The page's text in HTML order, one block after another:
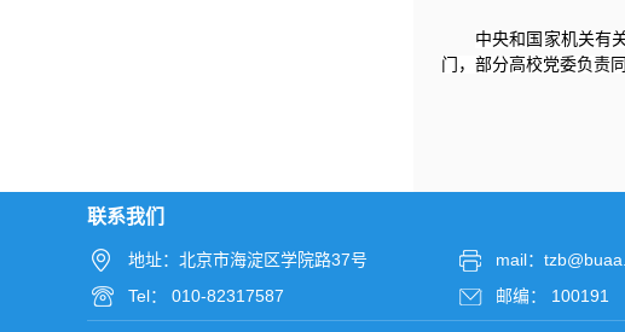
中央和国家机关有
门，部分高校党委负责
联系我们
地址：北京市海淀区学院路37号
mail：
Tel： 010-82317587
邮编： 100191